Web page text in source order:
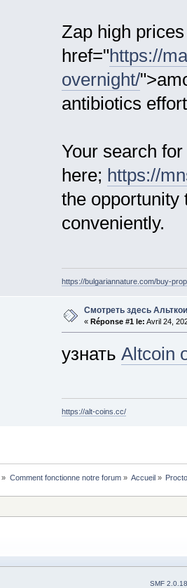
Zap high
href="https://
overnight/
antibiotics
Your search
here; https://
the opportunity
conveniently.
https://bulgariannature.com/buy-
Смотреть здесь
« Réponse #1 le: Avril 24,
узнать Altcoin
https://alt-coins.cc/
» Comment fonctionne notre forum» Accueil»
SMF 2.0.18